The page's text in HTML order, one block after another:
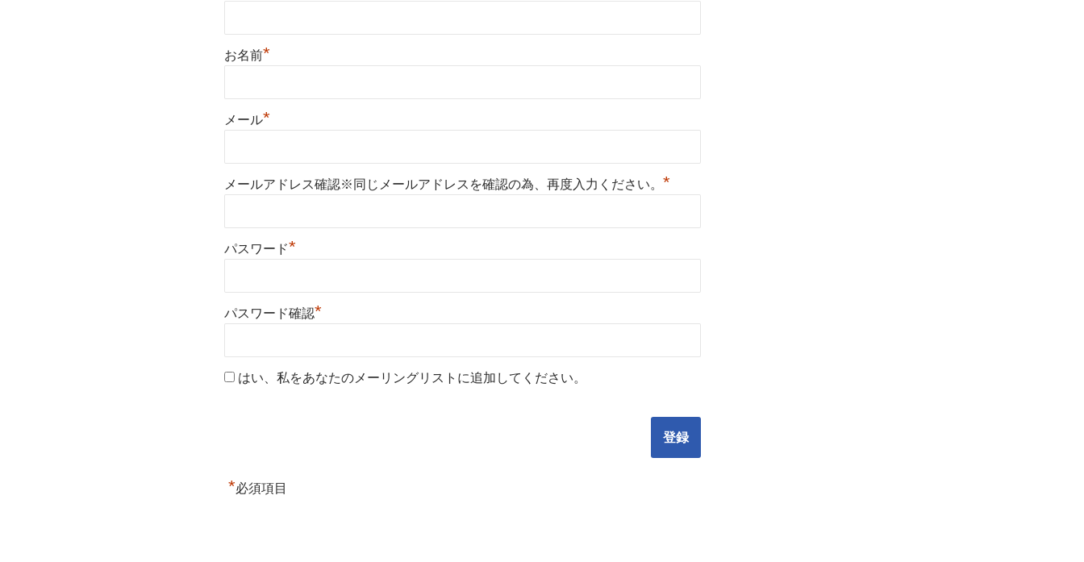
お名前*
メール*
メールアドレス確認※同じメールアドレスを確認の為、再度入力ください。 *
パスワード*
パスワード確認*
はい、私をあなたのメーリングリストに追加してください。
*必須項目